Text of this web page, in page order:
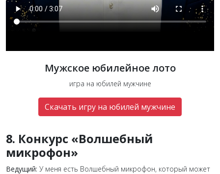
Мужское юбилейное лото
игра на юбилей мужчине
Скачать игру на юбилей мужчине
8. Конкурс «Волшебный
микрофон»
Ведущий: У меня есть Волшебный микрофон, который может